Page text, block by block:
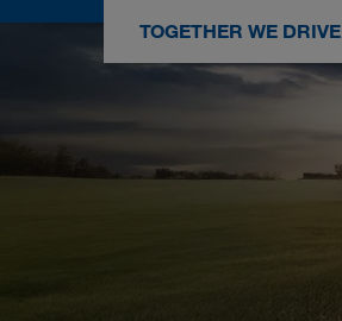
TOGETHER WE DRIVE